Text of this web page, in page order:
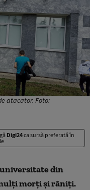
atacator. Foto:
Digi24ca sursă preferată în
versitate din
morți și răniți.